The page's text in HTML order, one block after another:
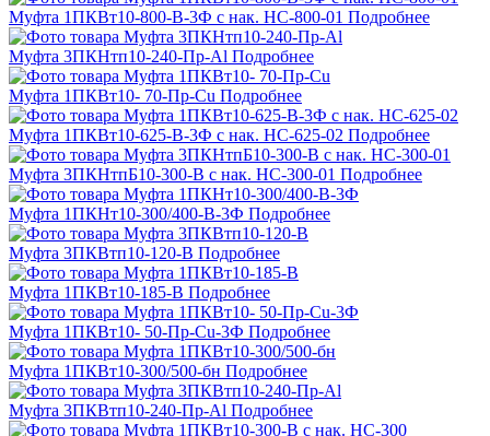
Муфта 1ПКВт10-800-В-3Ф с нак. НС-800-01 Подробнее
Муфта 3ПКНтп10-240-Пр-Al Подробнее
Муфта 1ПКВт10- 70-Пр-Cu Подробнее
Муфта 1ПКВт10-625-В-3Ф с нак. НС-625-02 Подробнее
Муфта 3ПКНтпБ10-300-В с нак. НС-300-01 Подробнее
Муфта 1ПКНт10-300/400-В-3Ф Подробнее
Муфта 3ПКВтп10-120-В Подробнее
Муфта 1ПКВт10-185-В Подробнее
Муфта 1ПКВт10- 50-Пр-Cu-3Ф Подробнее
Муфта 1ПКВт10-300/500-бн Подробнее
Муфта 3ПКВтп10-240-Пр-Al Подробнее